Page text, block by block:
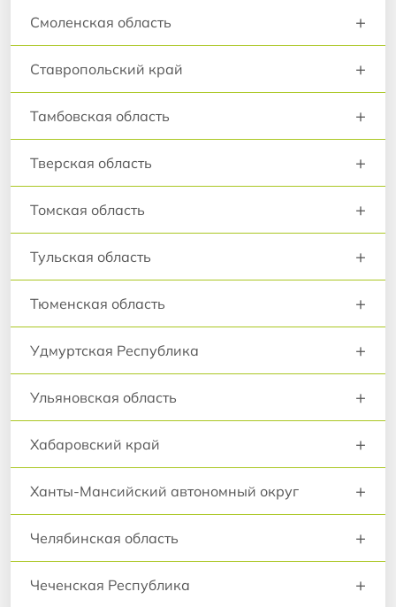
Смоленская область +
Ставропольский край +
Тамбовская область +
Тверская область +
Томская область +
Тульская область +
Тюменская область +
Удмуртская Республика +
Ульяновская область +
Хабаровский край +
Ханты-Мансийский автономный округ +
Челябинская область +
Чеченская Республика +